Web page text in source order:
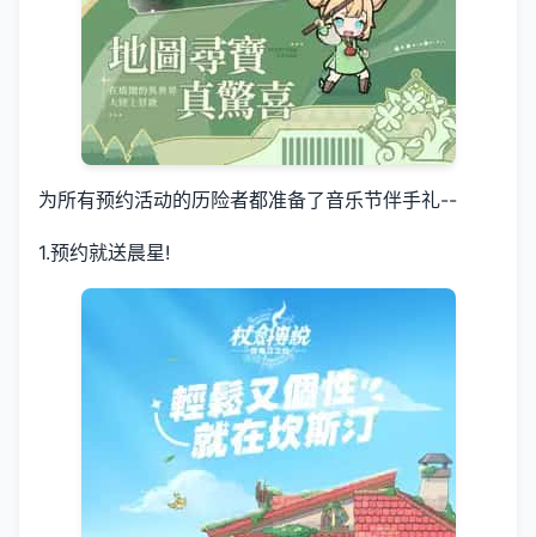
为所有预约活动的历险者都准备了音乐节伴手礼--
1.预约就送晨星!